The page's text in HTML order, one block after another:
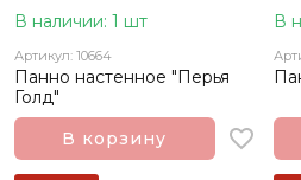
В наличии: 1 шт
Артикул: 10664
Панно настенное "Перья
Голд"
В корзину
В